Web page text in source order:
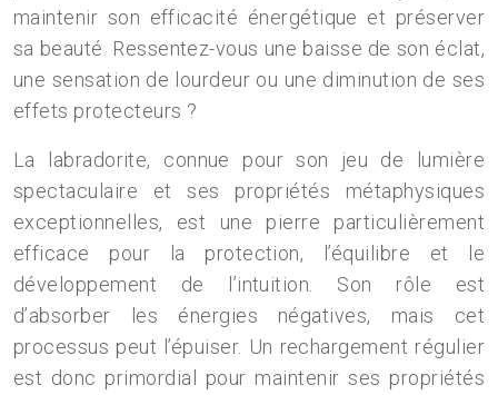
maintenir son efficacité énergétique et préserver
sa beauté. Ressentez-vous une baisse de son éclat,
une sensation de lourdeur ou une diminution de ses
effets protecteurs ?
La labradorite, connue pour son jeu de lumière
spectaculaire et ses propriétés métaphysiques
exceptionnelles, est une pierre particulièrement
efficace pour la protection, l’équilibre et le
développement de l’intuition. Son rôle est
d’absorber les énergies négatives, mais cet
processus peut l’épuiser. Un rechargement régulier
est donc primordial pour maintenir ses propriétés